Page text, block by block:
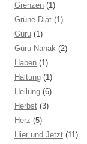
Grenzen (1)
Grüne Diät (1)
Guru (1)
Guru Nanak (2)
Haben (1)
Haltung (1)
Heilung (6)
Herbst (3)
Herz (5)
Hier und Jetzt (11)